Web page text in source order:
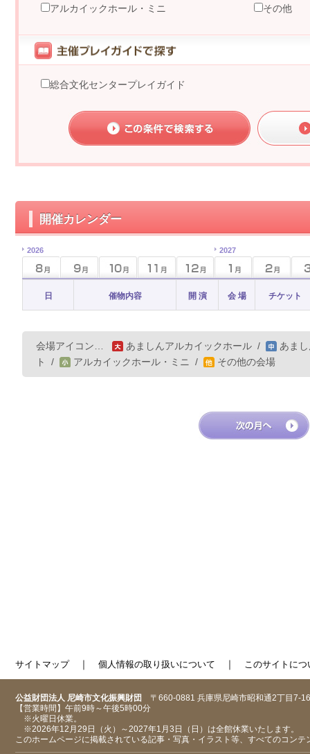
アルカイックホール・ミニ
その他
総合文化センタープレイガイド
開催カレンダー
2026 2027
日 催物内容 開 演 会 場 チケット
会場アイコン… あましんアルカイックホール /
あま
ト
/ アルカイックホール・ミニ / その他の会場
サイトマップ｜ 個人情報の取り扱いについて ｜ このサイトにつ
公益財団法人 尼崎市文化振興財団 〒660-0881 兵庫県尼崎市昭和通2丁目7-16
【営業時間】午前9時～午後5時00分
※火曜日休業。
※2026年12月29日（火）～2027年1月3日（日）は全館休業いたします。
このホームページに掲載されている記事・写真・イラスト等、すべてのコン